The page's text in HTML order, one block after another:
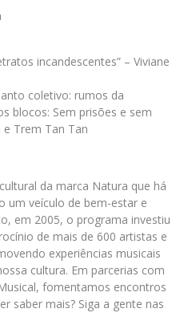
incandescentes” – Viviane
coletivo: rumos da
blocos: Sem prisões e sem
Trem Tan Tan
da marca Natura que há
um veículo de bem-estar e
em 2005, o programa investiu
de mais de 600 artistas e
experiências musicais
cultura. Em parcerias com
fomentamos encontros
saber mais? Siga a gente nas